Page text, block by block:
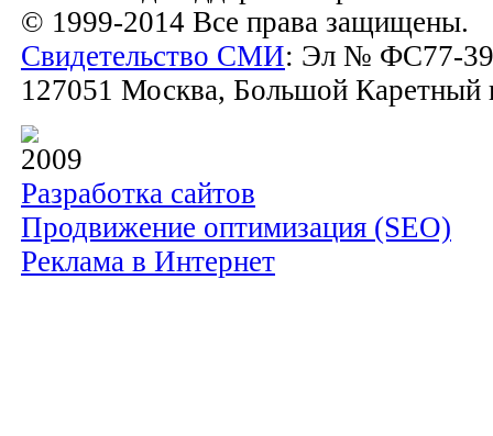
© 1999-2014 Все права защищены.
Свидетельство СМИ: Эл № ФС77-
127051 Москва, Большой Каретный
2009
Разработка сайтов
Продвижение оптимизация (SEO)
Реклама в Интернет